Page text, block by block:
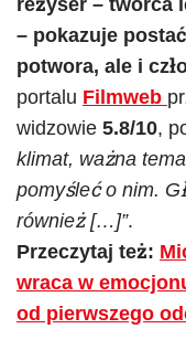
reżyser – twórca
– pokazuje
potwora, ale i
portalu Filmweb
widzowie 5.8/10,
klimat, ważna
pomyśleć o nim.
również […]”.
Przeczytaj też:
wraca w
od pierwszego